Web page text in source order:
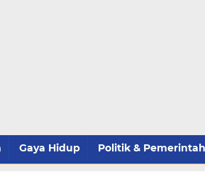
Gaya Hidup Politik &